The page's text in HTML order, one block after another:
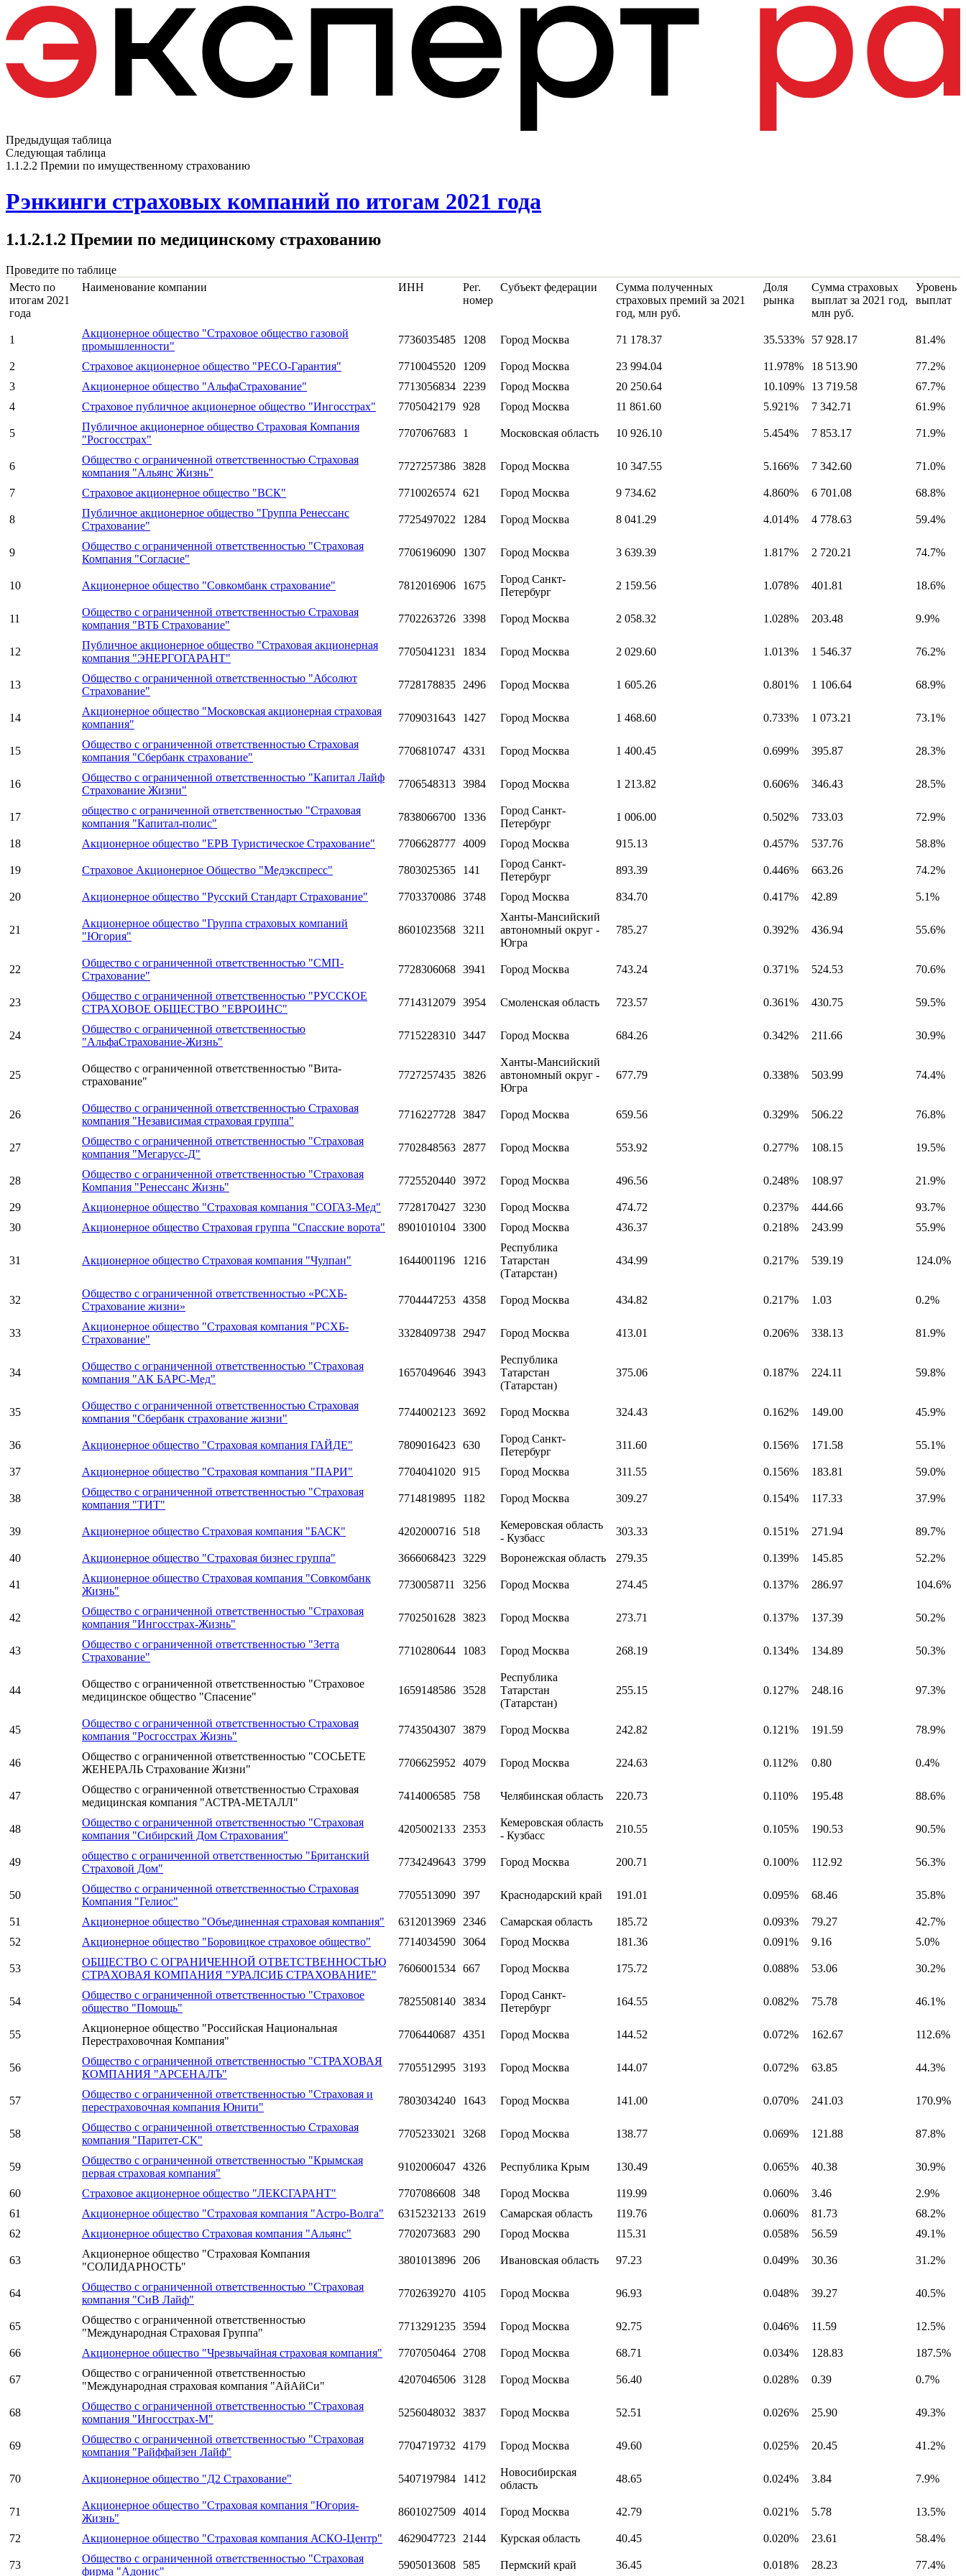
Предыдущая таблица
Следующая таблица
1.1.2.2 Премии по имущественному страхованию
Рэнкинги страховых компаний по итогам 2021 года
1.1.2.1.2 Премии по медицинскому страхованию
Проведите по таблице
Место по
итогам 2021
года
Наименование компании ИНН
Рег.
номер
Субъект федерации
Сумма полученных
страховых премий за 2021
год, млн руб.
Доля
рынка
Сумма страховых
выплат за 2021 год,
млн руб.
Уровень
выплат
1
Акционерное общество "Страховое общество газовой
промышленности"
7736035485 1208 Город Москва 71 178.37 35.533% 57 928.17 81.4%
2 Страховое акционерное общество "РЕСО-Гарантия" 7710045520 1209 Город Москва 23 994.04 11.978% 18 513.90
77.2%
3
Акционерное общество "АльфаСтрахование" 7713056834 2239 Город Москва 20 250.64 10.109% 13 719.58
67.7%
4
Страховое публичное акционерное общество "Ингосстрах" 7705042179 928 Город Москва 11 861.60 5.921% 7 342.71 61.9%
5
Публичное акционерное общество Страховая Компания
"Росгосстрах"
7707067683 1 Московская область 10 926.10 5.454% 7 853.17 71.9%
6
Общество с ограниченной ответственностью Страховая
компания "Альянс Жизнь"
7727257386 3828 Город Москва 10 347.55 5.166% 7 342.60 71.0%
7 Страховое акционерное общество "ВСК" 7710026574 621 Город Москва 9 734.62 4.860% 6 701.08 68.8%
8
Публичное акционерное общество "Группа Ренессанс
Страхование"
7725497022 1284 Город Москва 8 041.29 4.014% 4 778.63 59.4%
9
Общество с ограниченной ответственностью "Страховая
Компания "Согласие"
7706196090 1307 Город Москва 3 639.39 1.817% 2 720.21 74.7%
10 Акционерное общество "Совкомбанк страхование" 7812016906 1675
Город Санкт-
Петербург
2 159.56 1.078% 401.81 18.6%
11
Общество с ограниченной ответственностью Страховая
компания "ВТБ Страхование"
7702263726 3398 Город Москва 2 058.32 1.028% 203.48 9.9%
12
Публичное акционерное общество "Страховая акционерная
компания "ЭНЕРГОГАРАНТ"
7705041231 1834 Город Москва 2 029.60 1.013% 1 546.37 76.2%
13
Общество с ограниченной ответственностью "Абсолют
Страхование"
7728178835 2496 Город Москва 1 605.26 0.801% 1 106.64 68.9%
14
Акционерное общество "Московская акционерная страховая
компания"
7709031643 1427 Город Москва 1 468.60 0.733% 1 073.21 73.1%
15
Общество с ограниченной ответственностью Страховая
компания "Сбербанк страхование"
7706810747 4331 Город Москва 1 400.45 0.699% 395.87 28.3%
16
Общество с ограниченной ответственностью "Капитал Лайф
Страхование Жизни"
7706548313 3984 Город Москва 1 213.82 0.606% 346.43 28.5%
17
общество с ограниченной ответственностью "Страховая
компания "Капитал-полис"
7838066700 1336
Город Санкт-
Петербург
1 006.00 0.502% 733.03 72.9%
18 Акционерное общество "ЕРВ Туристическое Страхование" 7706628777 4009 Город Москва 915.13 0.457% 537.76 58.8%
19 Страховое Акционерное Общество "Медэкспресс" 7803025365 141
Город Санкт-
Петербург
893.39 0.446% 663.26 74.2%
20 Акционерное общество "Русский Стандарт Страхование" 7703370086 3748 Город Москва 834.70 0.417% 42.89 5.1%
21
Акционерное общество "Группа страховых компаний
"Югория"
8601023568 3211
Ханты-Мансийский
автономный округ -
Югра
785.27 0.392% 436.94 55.6%
22
Общество с ограниченной ответственностью "СМП-
Страхование"
7728306068 3941 Город Москва 743.24 0.371% 524.53 70.6%
23
Общество с ограниченной ответственностью "РУССКОЕ
СТРАХОВОЕ ОБЩЕСТВО "ЕВРОИНС"
7714312079 3954 Смоленская область 723.57 0.361% 430.75 59.5%
24
Общество с ограниченной ответственностью
"АльфаСтрахование-Жизнь"
7715228310 3447 Город Москва 684.26 0.342% 211.66 30.9%
25
Общество с ограниченной ответственностью "Вита-
страхование"
7727257435 3826
Ханты-Мансийский
автономный округ -
Югра
677.79 0.338% 503.99 74.4%
26
Общество с ограниченной ответственностью Страховая
компания "Независимая страховая группа"
7716227728 3847 Город Москва 659.56 0.329% 506.22 76.8%
27
Общество с ограниченной ответственностью "Страховая
компания "Мегарусс-Д"
7702848563 2877 Город Москва 553.92 0.277% 108.15 19.5%
28
Общество с ограниченной ответственностью "Страховая
Компания "Ренессанс Жизнь"
7725520440 3972 Город Москва 496.56 0.248% 108.97 21.9%
29 Акционерное общество "Страховая компания "СОГАЗ-Мед" 7728170427 3230 Город Москва 474.72 0.237% 444.66
93.7%
30
Акционерное общество Страховая группа "Спасские ворота" 8901010104 3300 Город Москва 436.37 0.218% 243.99 55.9%
31 Акционерное общество Страховая компания "Чулпан" 1644001196 1216
Республика
Татарстан
(Татарстан)
434.99 0.217% 539.19 124.0%
32
Общество с ограниченной ответственностью «РСХБ-
Страхование жизни»
7704447253 4358 Город Москва 434.82 0.217% 1.03 0.2%
33
Акционерное общество "Страховая компания "РСХБ-
Страхование"
3328409738 2947 Город Москва 413.01 0.206% 338.13 81.9%
34
Общество с ограниченной ответственностью "Страховая
компания "АК БАРС-Мед"
1657049646 3943
Республика
Татарстан
(Татарстан)
375.06 0.187% 224.11 59.8%
35
Общество с ограниченной ответственностью Страховая
компания "Сбербанк страхование жизни"
7744002123 3692 Город Москва 324.43 0.162% 149.00 45.9%
36 Акционерное общество "Страховая компания ГАЙДЕ" 7809016423 630
Город Санкт-
Петербург
311.60 0.156% 171.58 55.1%
37 Акционерное общество "Страховая компания "ПАРИ" 7704041020 915 Город Москва 311.55 0.156% 183.81 59.0%
38
Общество с ограниченной ответственностью "Страховая
компания "ТИТ"
7714819895 1182 Город Москва 309.27 0.154% 117.33 37.9%
39 Акционерное общество Страховая компания "БАСК" 4202000716 518
Кемеровская область
- Кузбасс
303.33 0.151% 271.94 89.7%
40 Акционерное общество "Страховая бизнес группа" 3666068423 3229 Воронежская область 279.35 0.139% 145.85 52.2%
41
Акционерное общество Страховая компания "Совкомбанк
Жизнь"
7730058711 3256 Город Москва 274.45 0.137% 286.97 104.6%
42
Общество с ограниченной ответственностью "Страховая
компания "Ингосстрах-Жизнь"
7702501628 3823 Город Москва 273.71 0.137% 137.39 50.2%
43
Общество с ограниченной ответственностью "Зетта
Страхование"
7710280644 1083 Город Москва 268.19 0.134% 134.89 50.3%
44
Общество с ограниченной ответственностью "Страховое
медицинское общество "Спасение"
1659148586 3528
Республика
Татарстан
(Татарстан)
255.15 0.127% 248.16 97.3%
45
Общество с ограниченной ответственностью Страховая
компания "Росгосстрах Жизнь"
7743504307 3879 Город Москва 242.82 0.121% 191.59 78.9%
46
Общество с ограниченной ответственностью "СОСЬЕТЕ
ЖЕНЕРАЛЬ Страхование Жизни"
7706625952 4079 Город Москва 224.63 0.112% 0.80 0.4%
47
Общество с ограниченной ответственностью Страховая
медицинская компания "АСТРА-МЕТАЛЛ"
7414006585 758 Челябинская область 220.73 0.110% 195.48 88.6%
48
Общество с ограниченной ответственностью "Страховая
компания "Сибирский Дом Страхования"
4205002133 2353
Кемеровская область
- Кузбасс
210.55 0.105% 190.53 90.5%
49
общество с ограниченной ответственностью "Британский
Страховой Дом"
7734249643 3799 Город Москва 200.71 0.100% 112.92 56.3%
50
Общество с ограниченной ответственностью Страховая
Компания "Гелиос"
7705513090 397 Краснодарский край 191.01 0.095% 68.46 35.8%
51 Акционерное общество "Объединенная страховая компания" 6312013969 2346 Самарская область 185.72 0.093% 79.27
42.7%
52
Акционерное общество "Боровицкое страховое общество" 7714034590 3064 Город Москва 181.36 0.091% 9.16 5.0%
53
ОБЩЕСТВО С ОГРАНИЧЕННОЙ ОТВЕТСТВЕННОСТЬЮ
СТРАХОВАЯ КОМПАНИЯ "УРАЛСИБ СТРАХОВАНИЕ"
7606001534 667 Город Москва 175.72 0.088% 53.06 30.2%
54
Общество с ограниченной ответственностью "Страховое
общество "Помощь"
7825508140 3834
Город Санкт-
Петербург
164.55 0.082% 75.78 46.1%
55
Акционерное общество "Российская Национальная
Перестраховочная Компания"
7706440687 4351 Город Москва 144.52 0.072% 162.67 112.6%
56
Общество с ограниченной ответственностью "СТРАХОВАЯ
КОМПАНИЯ "АРСЕНАЛЪ"
7705512995 3193 Город Москва 144.07 0.072% 63.85 44.3%
57
Общество с ограниченной ответственностью "Страховая и
перестраховочная компания Юнити"
7803034240 1643 Город Москва 141.00 0.070% 241.03 170.9%
58
Общество с ограниченной ответственностью Страховая
компания "Паритет-СК"
7705233021 3268 Город Москва 138.77 0.069% 121.88 87.8%
59
Общество с ограниченной ответственностью "Крымская
первая страховая компания"
9102006047 4326 Республика Крым 130.49 0.065% 40.38 30.9%
60 Страховое акционерное общество "ЛЕКСГАРАНТ" 7707086608 348 Город Москва 119.99 0.060% 3.46
2.9%
61
Акционерное общество "Страховая компания "Астро-Волга" 6315232133 2619 Самарская область 119.76 0.060% 81.73
68.2%
62
Акционерное общество Страховая компания "Альянс" 7702073683 290 Город Москва 115.31 0.058% 56.59 49.1%
63
Акционерное общество "Страховая Компания
"СОЛИДАРНОСТЬ"
3801013896 206 Ивановская область 97.23 0.049% 30.36 31.2%
64
Общество с ограниченной ответственностью "Страховая
компания "СиВ Лайф"
7702639270 4105 Город Москва 96.93 0.048% 39.27 40.5%
65
Общество с ограниченной ответственностью
"Международная Страховая Группа"
7713291235 3594 Город Москва 92.75 0.046% 11.59 12.5%
66 Акционерное общество "Чрезвычайная страховая компания" 7707050464 2708 Город Москва 68.71 0.034% 128.83 187.5%
67
Общество с ограниченной ответственностью
"Международная страховая компания "АйАйСи"
4207046506 3128 Город Москва 56.40 0.028% 0.39 0.7%
68
Общество с ограниченной ответственностью "Страховая
компания "Ингосстрах-М"
5256048032 3837 Город Москва 52.51 0.026% 25.90 49.3%
69
Общество с ограниченной ответственностью "Страховая
компания "Райффайзен Лайф"
7704719732 4179 Город Москва 49.60 0.025% 20.45 41.2%
70 Акционерное общество "Д2 Страхование" 5407197984 1412
Новосибирская
область
48.65 0.024% 3.84 7.9%
71
Акционерное общество "Страховая компания "Югория-
Жизнь"
8601027509 4014 Город Москва 42.79 0.021% 5.78 13.5%
72 Акционерное общество "Страховая компания АСКО-Центр" 4629047723 2144 Курская область 40.45 0.020% 23.61 58.4%
73
Общество с ограниченной ответственностью "Страховая
фирма "Адонис"
5905013608 585 Пермский край 36.45 0.018% 28.23 77.4%